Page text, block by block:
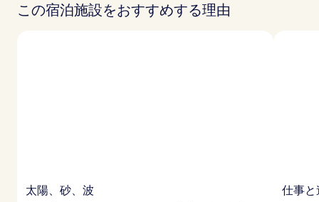
この宿泊施設をおすすめする理由
太陽、砂、波 仕事と